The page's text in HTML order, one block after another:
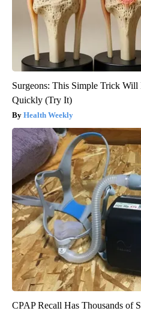
Surgeons: This Simple Trick
Quickly (Try It)
Health Weekly
CPAP Recall Has Thousands of